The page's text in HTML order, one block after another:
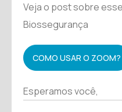
Veja o post sobre
Biossegurança
COMO USAR O ZOOM?
Esperamos você,